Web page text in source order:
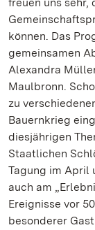
können. Das
gemeinsamen
Alexandra
Maulbronn.
zu
Bauernkrieg
diesjährigen
Staatlichen
Tagung im April
auch am
Ereignisse vor
besonderer